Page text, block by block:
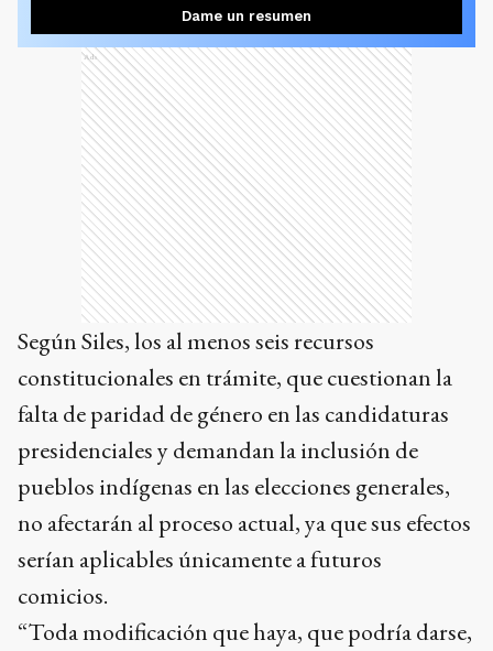
Dame un resumen
Ads
Según Siles, los al menos seis recursos
constitucionales en trámite, que cuestionan la
falta de paridad de género en las candidaturas
presidenciales y demandan la inclusión de
pueblos indígenas en las elecciones generales,
no afectarán al proceso actual, ya que sus efectos
serían aplicables únicamente a futuros
comicios.
“Toda modificación que haya, que podría darse,